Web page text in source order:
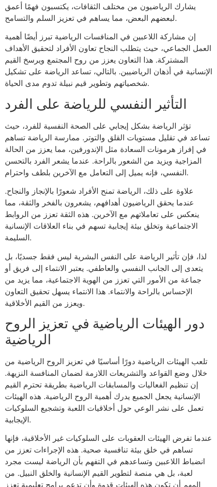
يشارك الرياضيون من مختلف الثقافات، يكتسبون فهمًا أعمق
لبعضهم البعض، مما يساهم في تعزيز السلم والتسامح.
إن مشاركة اللاعبين في المنافسات الرياضية تبرز أيضًا أهمية
العمل الجماعي، حيث يتطلب النجاح تعاون الأفراد لتحقيق الأهداف
المشتركة. هذا التعاون يعزز من روح المجتمع ويرسخ القيم
الإنسانية في أذهان الرياضيين. بالتالي، تساعد الرياضة على تشكيل
شخصياتهم وتطوير قيم نبيلة تدوم مدى الحياة.
التأثير النفسي للرياضة على الفرد
تؤثر الرياضة بشكل إيجابي على الصحة النفسية للفرد، حيث
تساعد في تقليل مستويات القلق والتوتر. ممارسة الرياضة تساهم
في إفراز هرمونات السعادة مثل الإندورفين، مما يعزز من الحالة
المزاجية ويزيد من الشعور بالراحة. عندما يشعر الفرد بالتحسن
النفسي، فإنه يميل إلى التعامل مع الآخرين بلطف واحترام.
علاوة على ذلك، الرياضة تمنح الأفراد شعورًا بالإنجاز والنجاح.
عندما يحقق الرياضيون أهدافهم، يشعرون بالفخر والثقة، مما
ينعكس على تعاملاتهم مع الآخرين. هذه الثقة تعزز من الروابط
الاجتماعية وتخلق بيئة إيجابية تسهم في بناء العلاقات الإنسانية
السليمة.
لذا، فإن تأثير الرياضة على النفس البشرية ليس فقط جسديًا، بل
يتعدى إلى الجانب النفسي والعاطفي. يعتبر الانتماء إلى فريق أو
جماعة من الأمور التي تعزز من الهوية الاجتماعية، مما يزيد من
الإحساس بالراحة والانتماء. هذا الانتماء يسهل تحقيق التعاون
ويعزز من القيم الأخلاقية.
دور الهيئات الرياضية في تعزيز الروح
الرياضية
تلعب الهيئات الرياضية دورًا أساسيًا في تعزيز الروح الرياضية من
خلال وضع القواعد والتشريعات اللازمة لضمان المنافسة النزيهة.
إن تنظيم الفعاليات والمسابقات الرياضية بطريقة تحترم القيم
الإنسانية يجعل الجميع يدرك أهمية الروح الرياضية. هذه الهيئات
تعمل على نشر الوعي حول أخلاقيات اللعبة وتشجيع السلوكيات
الإيجابية.
عندما تفرض الهيئات العقوبات على السلوكيات غير الأخلاقية، فإنها
تساهم في خلق بيئة تنافسية صحية. هذه الإجراءات تعزز من
انضباط اللاعبين وتساعدهم في التفهم بأن الرياضة ليست مجرد
لعبة، بل هي منصة لتطوير القيم الإنسانية والخلق النبيل. من
المهم أن تكون هذه الهيئات قدوة وأن تدعم برامج تعليمية تعزز